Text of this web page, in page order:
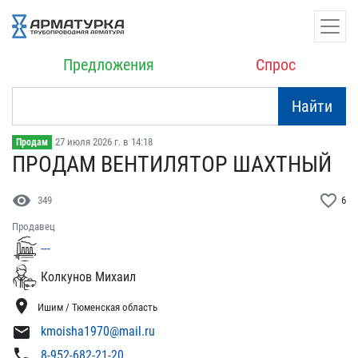
Предложения Спрос
Найти
Продам 27 июля 2026 г. в 14:18
ПРОДАМ ВЕНТИЛЯТОР ШАХТНЫ​Й
visibility 349 favorite_border 6
Продавец
---
Колкунов Михаил
location_on Ишим / Тюменская область
mail kmoisha1970@mail.ru